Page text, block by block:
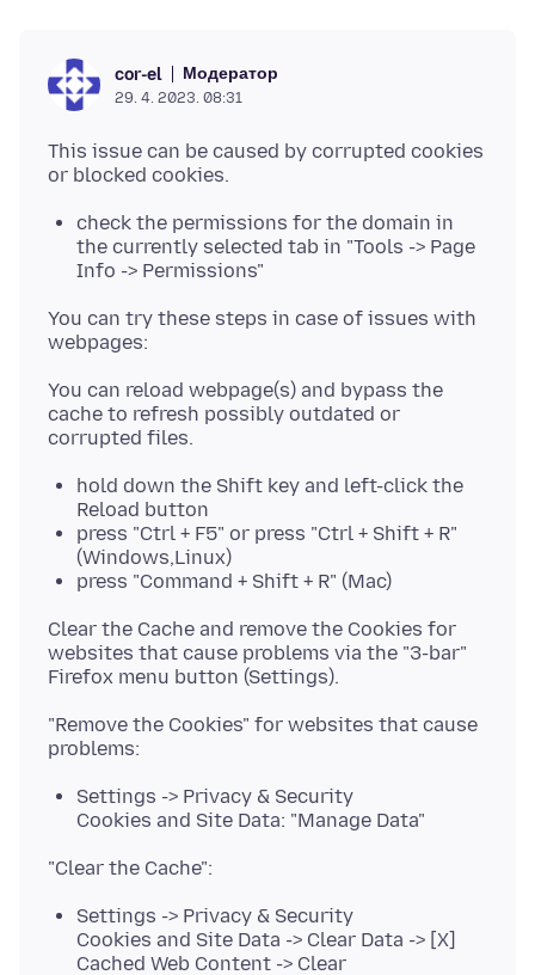
cor-el Модератор
29. 4. 2023. 08:31
This issue can be caused by corrupted cookies
check the permissions for the domain in
the currently selected tab in "Tools -> Page
Info -> Permissions"
You can try these steps in case of issues with
You can reload webpage(s) and bypass the
cache to refresh possibly outdated or
hold down the Shift key and left-click the
Reload button
press "Ctrl + F5" or press "Ctrl + Shift + R"
(Windows,Linux)
press "Command + Shift + R" (Mac)
Clear the Cache and remove the Cookies for
websites that cause problems via the "3-bar"
"Remove the Cookies" for websites that cause
Settings -> Privacy & Security
Cookies and Site Data: "Manage Data"
Settings -> Privacy & Security
Cookies and Site Data -> Clear Data -> [X]
Cached Web Content -> Clear